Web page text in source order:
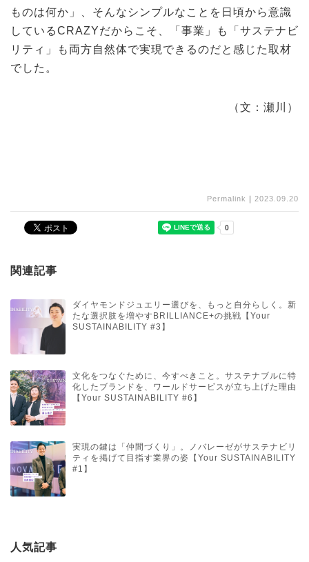
ものは何か」、そんなシンプルなことを日頃から意識
しているCRAZYだからこそ、「事業」も「サステナビ
リティ」も両方自然体で実現できるのだと感じた取材
でした。
（文：瀬川）
Permalink ｜ 2023.09.20
関連記事
ダイヤモンドジュエリー選びを、もっと自分らしく。新
たな選択肢を増やすBRILLIANCE+の挑戦【Your
SUSTAINABILITY #3】
文化をつなぐために、今すべきこと。サステナブルに特
化したブランドを、ワールドサービスが立ち上げた理由
【Your SUSTAINABILITY #6】
実現の鍵は「仲間づくり」。ノバレーゼがサステナビリ
ティを掲げて目指す業界の姿【Your SUSTAINABILITY
#1】
人気記事